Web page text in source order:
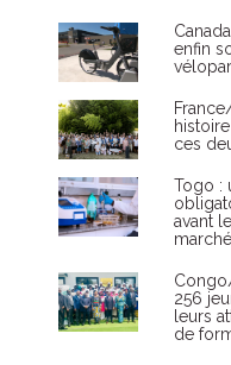
enfin
ces
Togo :
avant
marché
256
leurs
de